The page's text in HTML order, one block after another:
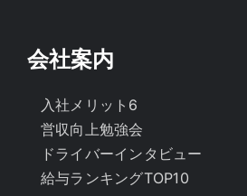
会社案内
入社メリット6
営収向上勉強会
ドライバーインタビュー
給与ランキングTOP10